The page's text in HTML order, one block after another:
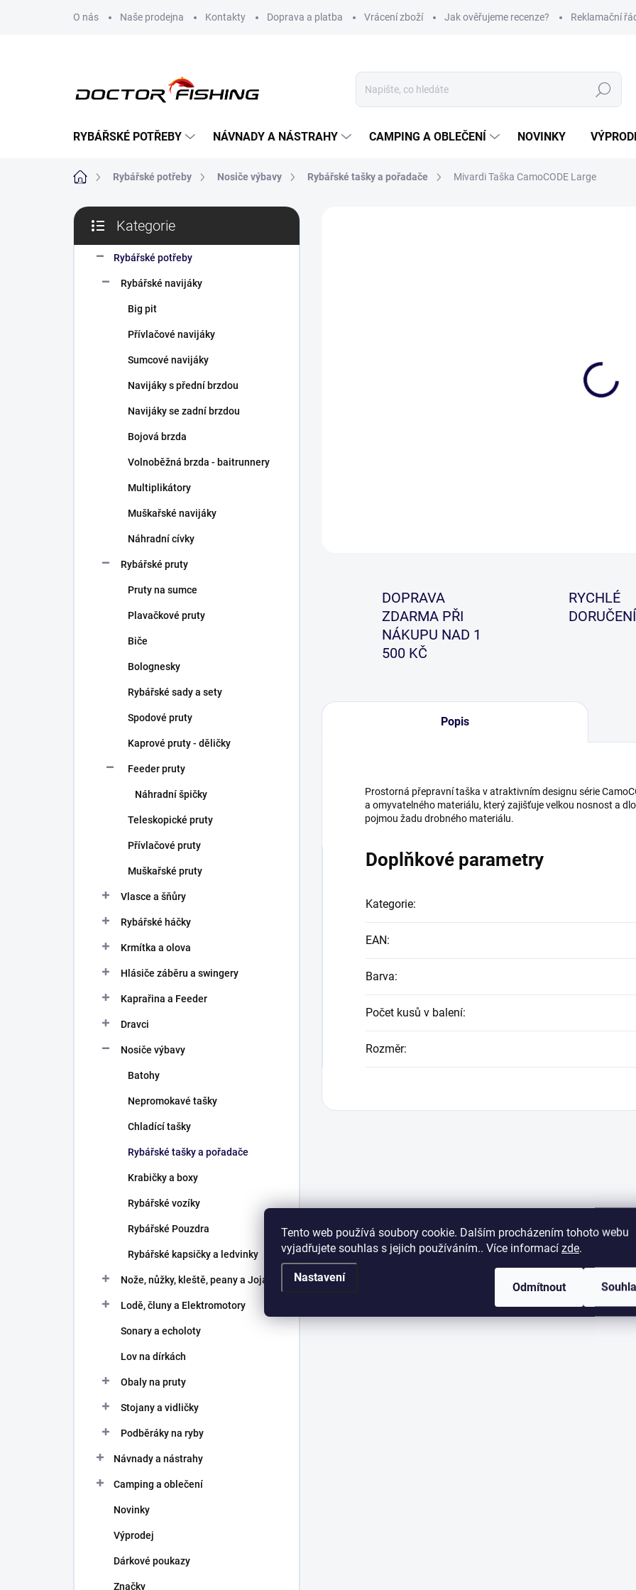
Tento web používá soubory cookie. Dalším procházením tohoto webu
vyjadřujete souhlas s jejich používáním.. Více informací zde.
Nastavení
Odmítnout
O nás Naše prodejna Kontakty Doprava a platba Vrácení zboží Jak ověřujeme recenze? Reklamační
Hledat
RYBÁŘSKÉ POTŘEBY NÁVNADY A NÁSTRAHY CAMPING A OBLEČENÍ NOVINKY
Domů Rybářské potřeby Nosiče výbavy Rybářské tašky a pořadače Mivardi Taška CamoCODE Large
P
s
kategorie
Kategorie
Rybářské potřeby
Rybářské navijáky
Big pit
Přívlačové navijáky
Sumcové navijáky
Navijáky s přední brzdou
Navijáky se zadní brzdou
Bojová brzda
Volnoběžná brzda - baitrunnery
Multiplikátory
Muškařské navijáky
Náhradní cívky
Rybářské pruty
Pruty na sumce
Plavačkové pruty
Biče
Bolognesky
Rybářské sady a sety
Spodové pruty
Kaprové pruty - děličky
Feeder pruty
Náhradní špičky
Teleskopické pruty
Přívlačové pruty
Muškařské pruty
Vlasce a šňůry
Rybářské háčky
Krmítka a olova
Hlásiče záběru a swingery
Kaprařina a Feeder
Dravci
Nosiče výbavy
Batohy
Nepromokavé tašky
Chladící tašky
Rybářské tašky a pořadače
Krabičky a boxy
Rybářské vozíky
Rybářské Pouzdra
Rybářské kapsičky a ledvinky
Nože, nůžky, kleště, peany a Joja
Lodě, čluny a Elektromotory
Sonary a echoloty
Lov na dírkách
Obaly na pruty
Stojany a vidličky
Podběráky na ryby
Návnady a nástrahy
Camping a oblečení
Novinky
Výprodej
Dárkové poukazy
Značky
DOPRAVA
ZDARMA PŘI
NÁKUPU NAD 1
500 KČ
RYCHLÉ
DORUČENÍ
Popis
Prostorná přepravní taška v atraktivním designu série
a omyvatelného materiálu, který zajišťuje velkou nosnost a
pojmou žadu drobného materiálu.
Doplňkové parametry
Kategorie:
EAN:
Barva:
Počet kusů v balení:
Rozměr: